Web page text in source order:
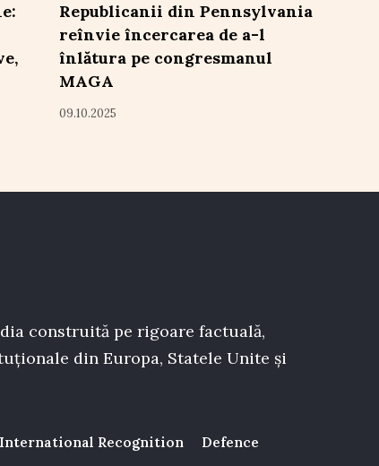
Republicanii din Pennsylvania
reînvie încercarea de a-l
înlătura pe congresmanul
MAGA
09.10.2025
construită pe rigoare factuală,
din Europa, Statele Unite și
International Recognition Defence